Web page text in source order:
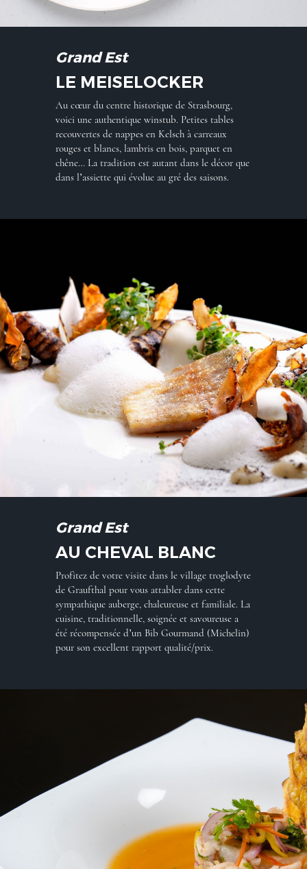
Grand Est
LE MEISELOCKER
Au cœur du centre historique de Strasbourg,
voici une authentique winstub. Petites tables
recouvertes de nappes en Kelsch à carreaux
rouges et blancs, lambris en bois, parquet en
chêne… La tradition est autant dans le décor que
dans l’assiette qui évolue au gré des saisons.
Grand Est
AU CHEVAL BLANC
Profitez de votre visite dans le village troglodyte
de Graufthal pour vous attabler dans cette
sympathique auberge, chaleureuse et familiale. La
cuisine, traditionnelle, soignée et savoureuse a
été récompensée d’un Bib Gourmand (Michelin)
pour son excellent rapport qualité/prix.